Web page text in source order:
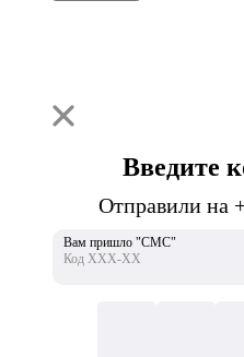
Введите
Отправили на
Вам пришло "СМС"
Код ХХХ-ХХ